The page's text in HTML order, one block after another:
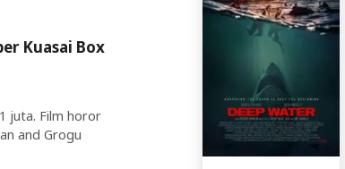
Kuasai Box
juta. Film horor
and Grogu